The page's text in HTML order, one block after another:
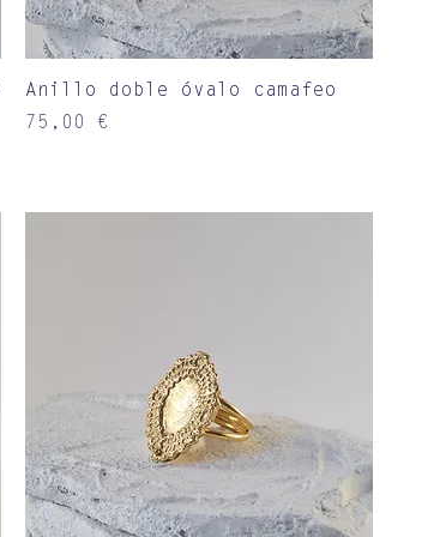
Vista rápida
Anillo doble óvalo camafeo
Precio
75,00 €